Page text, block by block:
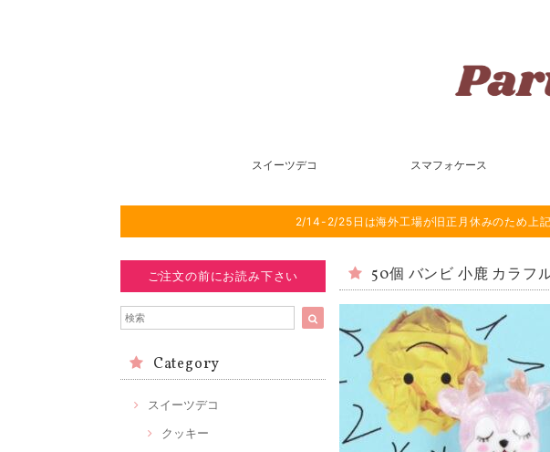
スイーツデコ スマフォケース
2/14-2/25日は海外工場が旧正月休みのため上
ご注文の前にお読み下さい
Category
スイーツデコ
クッキー
50個 バンビ 小鹿 カラフ